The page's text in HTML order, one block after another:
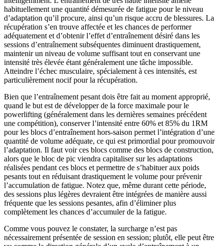
habituellement une quantité démesurée de fatigue pour le niveau
d’adaptation qu’il procure, ainsi qu’un risque accru de blessures. La
récupération s’en trouve affectée et les chances de performer
adéquatement et d’obtenir l’effet d’entraînement désiré dans les
sessions d’entraînement subséquentes diminuent drastiquement,
maintenir un niveau de volume suffisant tout en conservant une
intensité très élevée étant généralement une tâche impossible.
Atteindre l’échec musculaire, spécialement à ces intensités, est
particulièrement nocif pour la récupération.
Bien que l’entraînement pesant dois être fait au moment approprié,
quand le but est de développer de la force maximale pour le
powerlifting (généralement dans les dernières semaines précédent
une compétition), conserver l’intensité entre 60% et 85% du 1RM
pour les blocs d’entraînement hors-saison permet l’intégration d’une
quantité de volume adéquate, ce qui est primordial pour promouvoir
l’adaptation. Il faut voir ces blocs comme des blocs de construction,
alors que le bloc de pic viendra capitaliser sur les adaptations
réalisées pendant ces blocs et permettre de s’habituer aux poids
pesants tout en réduisant drastiquement le volume pour prévenir
l’accumulation de fatigue. Notez que, même durant cette période,
des sessions plus légères devraient être intégrées de manière aussi
fréquente que les sessions pesantes, afin d’éliminer plus
complètement les chances d’accumuler de la fatigue.
Comme vous pouvez le constater, la surcharge n’est pas
nécessairement présentée de session en session; plutôt, elle peut être